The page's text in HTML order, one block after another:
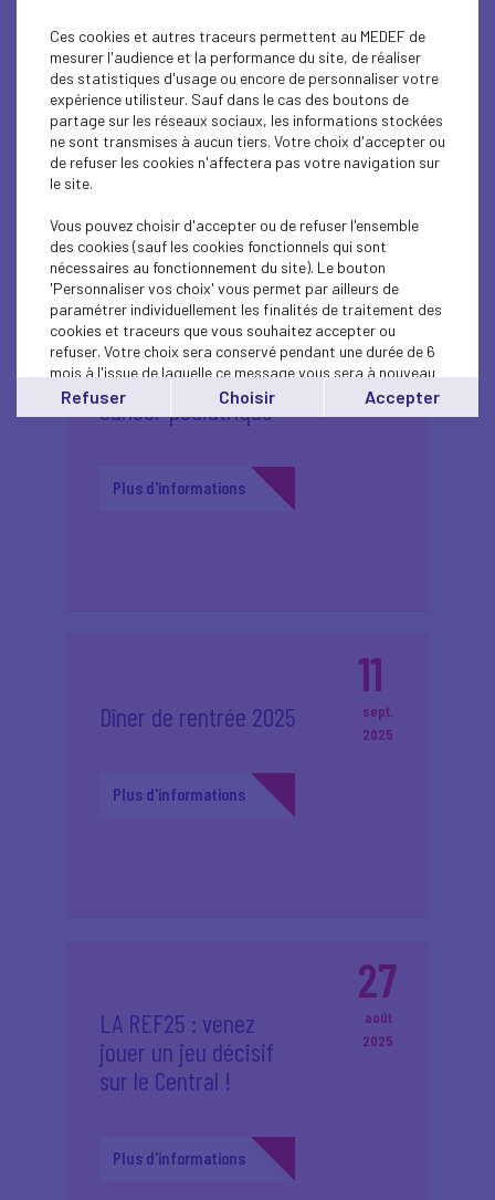
Plus d'informations
20
sept.
2025
Golf & solidarité :
swinguez pour la
recherche contre le
cancer pédiatrique
Plus d'informations
11
sept.
2025
Dîner de rentrée 2025
Plus d'informations
27
août
2025
LA REF25 : venez
jouer un jeu décisif
sur le Central !
Plus d'informations
Ces cookies et autres traceurs permettent au MEDEF de
mesurer l'audience et la performance du site, de réaliser
des statistiques d'usage ou encore de personnaliser votre
expérience utilisteur. Sauf dans le cas des boutons de
partage sur les réseaux sociaux, les informations stockées
ne sont transmises à aucun tiers. Votre choix d'accepter ou
de refuser les cookies n'affectera pas votre navigation sur
le site.
Vous pouvez choisir d'accepter ou de refuser l'ensemble
des cookies (sauf les cookies fonctionnels qui sont
nécessaires au fonctionnement du site). Le bouton
'Personnaliser vos choix' vous permet par ailleurs de
paramétrer individuellement les finalités de traitement des
cookies et traceurs que vous souhaitez accepter ou
refuser. Votre choix sera conservé pendant une durée de 6
mois à l'issue de laquelle ce message vous sera à nouveau
affiché..
Vous pouvez modifier votre choix à tout moment en
Refuser Choisir Accepter